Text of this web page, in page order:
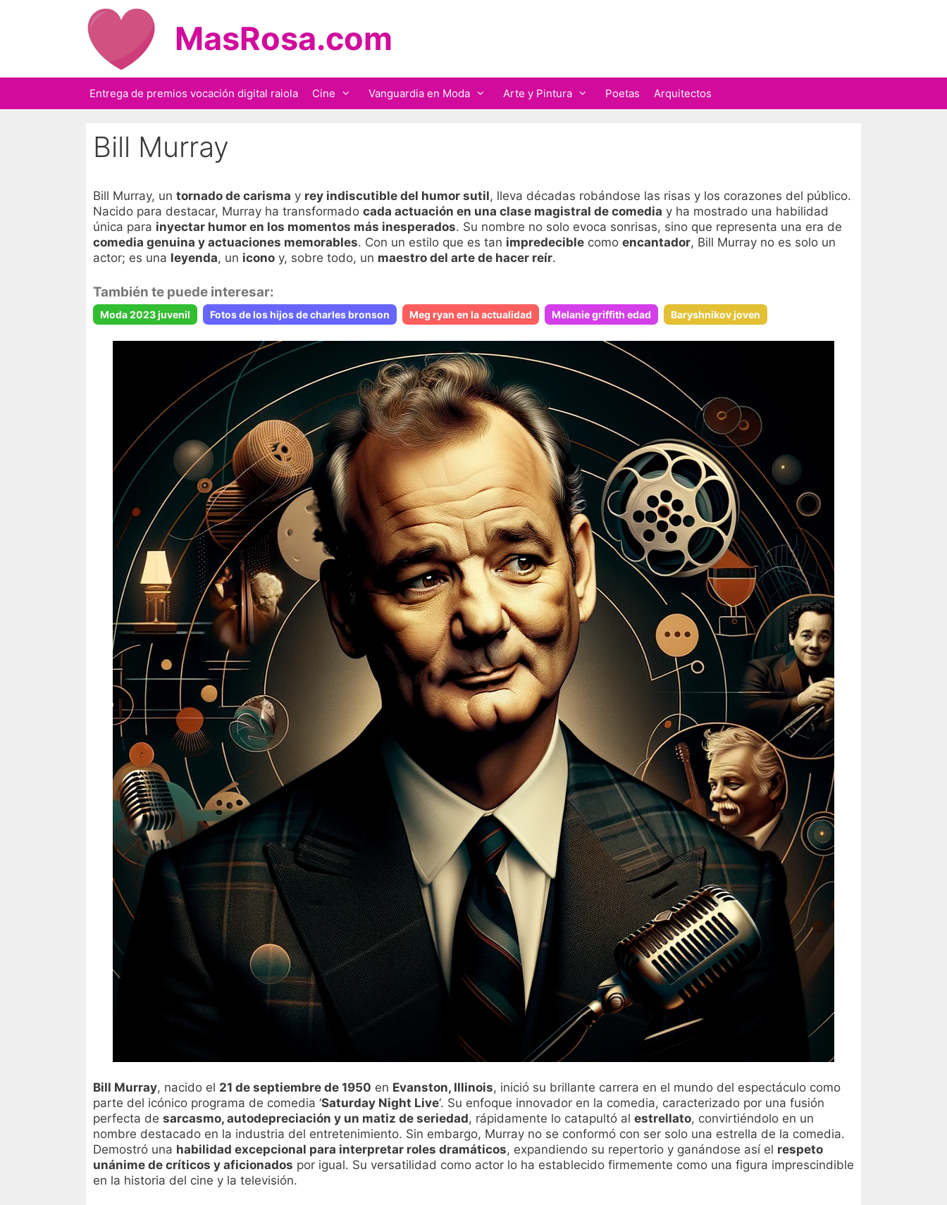
MasRosa.com
Entrega de premios vocación digital raiola Cine Vanguardia en Moda Arte y Pintura Poetas Arquitectos
Bill Murray
Bill Murray, un tornado de carisma y rey indiscutible del humor sutil, lleva décadas robándose las risas y los corazones del público.
Nacido para destacar, Murray ha transformado cada actuación en una clase magistral de comedia y ha mostrado una habilidad
única para inyectar humor en los momentos más inesperados. Su nombre no solo evoca sonrisas, sino que representa una era de
comedia genuina y actuaciones memorables. Con un estilo que es tan impredecible como encantador, Bill Murray no es solo un
actor; es una leyenda, un icono y, sobre todo, un maestro del arte de hacer reír.
También te puede interesar:
Moda 2023 juvenil Fotos de los hijos de charles bronson Meg ryan en la actualidad Melanie griffith edad Baryshnikov joven
Bill Murray, nacido el 21 de septiembre de 1950 en Evanston, Illinois, inició su brillante carrera en el mundo del espectáculo como
parte del icónico programa de comedia ‘Saturday Night Live‘. Su enfoque innovador en la comedia, caracterizado por una fusión
perfecta de sarcasmo, autodepreciación y un matiz de seriedad, rápidamente lo catapultó al estrellato, convirtiéndolo en un
nombre destacado en la industria del entretenimiento. Sin embargo, Murray no se conformó con ser solo una estrella de la comedia.
Demostró una habilidad excepcional para interpretar roles dramáticos, expandiendo su repertorio y ganándose así el respeto
unánime de críticos y aficionados por igual. Su versatilidad como actor lo ha establecido firmemente como una figura imprescindible
en la historia del cine y la televisión.